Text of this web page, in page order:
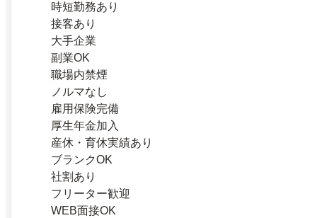
時短勤務あり
接客あり
大手企業
副業OK
職場内禁煙
ノルマなし
雇用保険完備
厚生年金加入
産休・育休実績あり
ブランクOK
社割あり
フリーター歓迎
WEB面接OK